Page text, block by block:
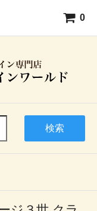
0
検索